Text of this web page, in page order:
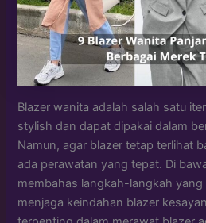
Blazer wanita adalah salah satu
stylish dan dapat dipakai dalam
Namun, agar blazer tetap terlihat
ada perawatan yang tepat. Di
membahas langkah-langkah
menjaga keindahan blazer